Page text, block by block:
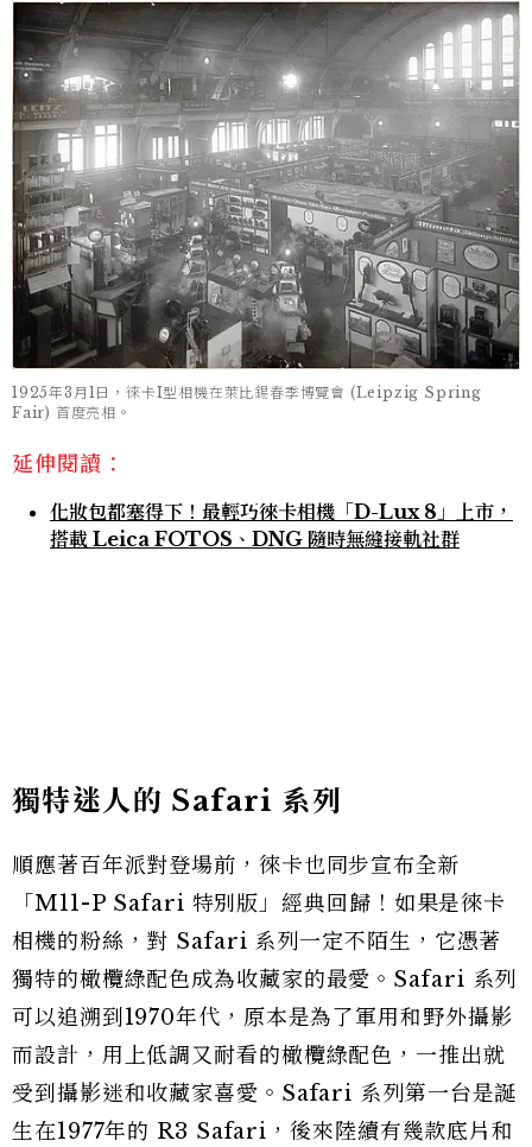
1925年3月1日，徠卡I型相機在萊比錫春季博覽會 (Leipzig Spring
Fair) 首度亮相。
延伸閱讀：
化妝包都塞得下！最輕巧徠卡相機「D-Lux 8」上市，
搭載 Leica FOTOS、DNG 隨時無縫接軌社群
獨特迷人的 Safari 系列
順應著百年派對登場前，徠卡也同步宣布全新
「M11-P Safari 特別版」經典回歸！如果是徠卡
相機的粉絲，對 Safari 系列一定不陌生，它憑著
獨特的橄欖綠配色成為收藏家的最愛。Safari 系列
可以追溯到1970年代，原本是為了軍用和野外攝影
而設計，用上低調又耐看的橄欖綠配色，一推出就
受到攝影迷和收藏家喜愛。Safari 系列第一台是誕
生在1977年的 R3 Safari，後來陸續有幾款底片和